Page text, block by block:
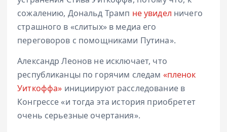
сожалению, Дональд Трамп не увидел ничего
страшного в «слитых» в медиа его
переговоров с помощниками Путина».
Александр Леонов не исключает, что
республиканцы по горячим следам «пленок
Уиткоффа» инициируют расследование в
Конгрессе «и тогда эта история приобретет
очень серьезные очертания».